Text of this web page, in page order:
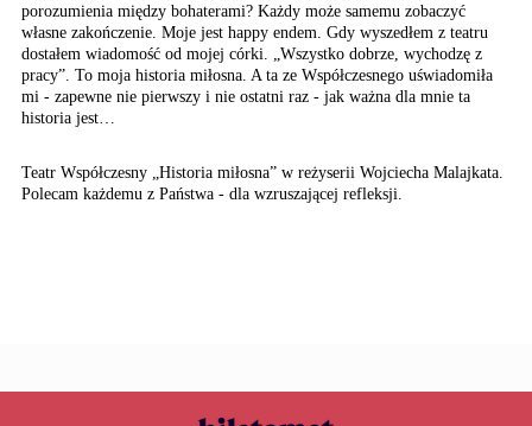
porozumienia między bohaterami? Każdy może samemu zobaczyć
własne zakończenie. Moje jest happy endem. Gdy wyszedłem z teatru
dostałem wiadomość od mojej córki. „Wszystko dobrze, wychodzę z
pracy”. To moja historia miłosna. A ta ze Współczesnego uświadomiła
mi - zapewne nie pierwszy i nie ostatni raz - jak ważna dla mnie ta
historia jest…
Teatr Współczesny „Historia miłosna” w reżyserii Wojciecha Malajkata.
Polecam każdemu z Państwa - dla wzruszającej refleksji.